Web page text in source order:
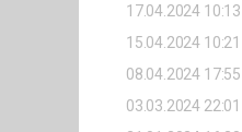
17.04.2024 10:13
15.04.2024 10:21
08.04.2024 17:55
03.03.2024 22:01